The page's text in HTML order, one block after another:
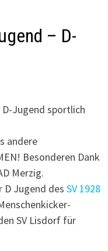
– D-
D-Jugend sportlich
andere
Besonderen Dank
Merzig.
D Jugend des SV 1928
SV Lisdorf für